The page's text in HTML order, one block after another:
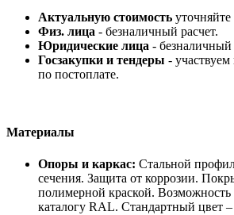
Актуальную стоимость
Физ. лица - безналичный расчет.
Юридические лица - безналичный
Госзакупки и тендеры - участвуем
по постоплате.
Материалы
Опоры и каркас: Стальной
сечения. Защита от коррозии.
полимерной краской. Возможность
каталогу RAL. Стандартный цвет